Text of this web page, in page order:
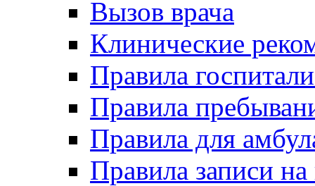
Вызов врача
Клинические
Правила
Правила
Правила для
Правила записи